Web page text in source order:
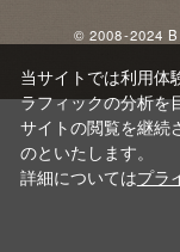
© 2008-2024
当サイトでは利用体
ラフィックの分析を
サイトの閲覧を継続
のといたします。
詳細についてはプラ